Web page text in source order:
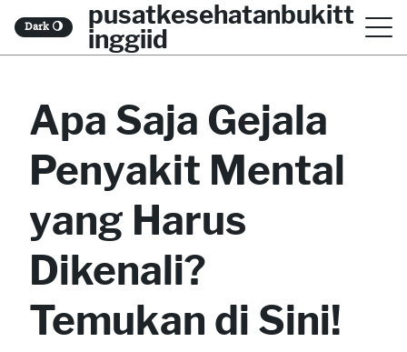
Dark 🌖 pusatkesehatanbukitt
inggiid
Apa Saja Gejala
Penyakit Mental
yang Harus
Dikenali?
Temukan di Sini!